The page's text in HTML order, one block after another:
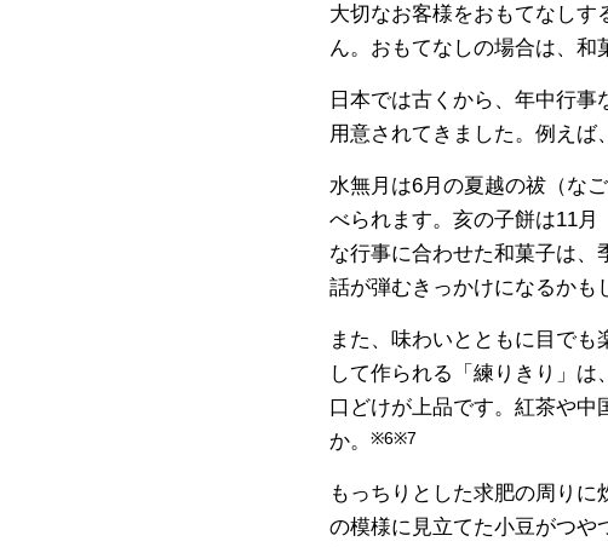
大切なお客様をおもてなし
ん。おもてなしの場合は、和
日本では古くから、年中行
用意されてきました。例えば
水無月は6月の夏越の祓（な
べられます。亥の子餅は11月
な行事に合わせた和菓子は、
話が弾むきっかけになるかも
また、味わいとともに目で
して作られる「練りきり」
口どけが上品です。紅茶や中
か。
※6※7
もっちりとした求肥の周り
の模様に見立てた小豆がつや